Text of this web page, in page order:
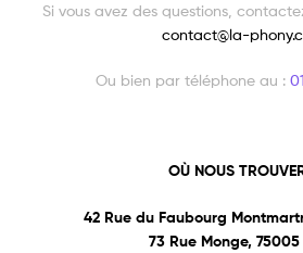
Si vous avez des questions,
contact@la-
Ou bien par téléphone au :
OÙ NOUS
42 Rue du Faubourg
73 Rue Monge, 75005